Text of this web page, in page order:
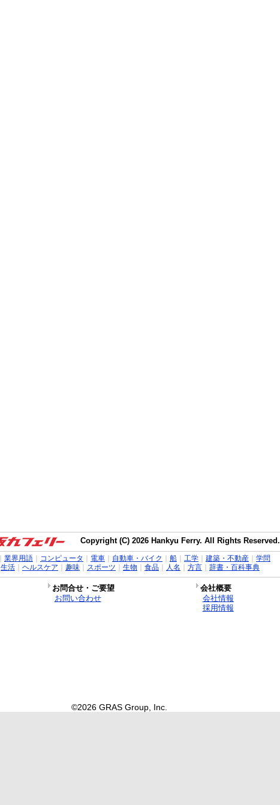
Copyright (C) 2026 Hankyu Ferry. All Rights Reserved.
業界用語｜ コンピュータ 電車｜ 自動車・バイク 船｜ 工学｜ 建築・不動産｜ 学問
生活｜ ヘルスケア 趣味｜ スポーツ 生物 食品｜ 人名 方言｜ 辞書・百科事典
お問合せ・ご要望 会社概要
お問い合わせ
会社情報
採用情報
©2026 GRAS Group, Inc.